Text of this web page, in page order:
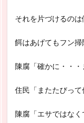
それを片づけるのは
餌はあげてもフン掃
陳腐「確かに・・・
住民「またたびって
陳腐「エサではなく